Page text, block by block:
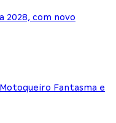
2028, com novo
Fantasma e